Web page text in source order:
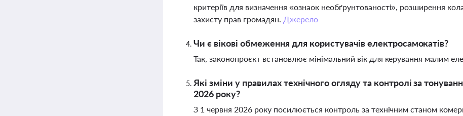
критеріїв для визначення «ознаок необґрунтованості», розширення
захисту прав громадян. Джерело
Чи є вікові обмеження для користувачів електросамокатів?
Так, законопроєкт встановлює мінімальний вік для керування малим
Які зміни у правилах технічного огляду та контролі за
2026 року?
З 1 червня 2026 року посилюється контроль за технічним станом